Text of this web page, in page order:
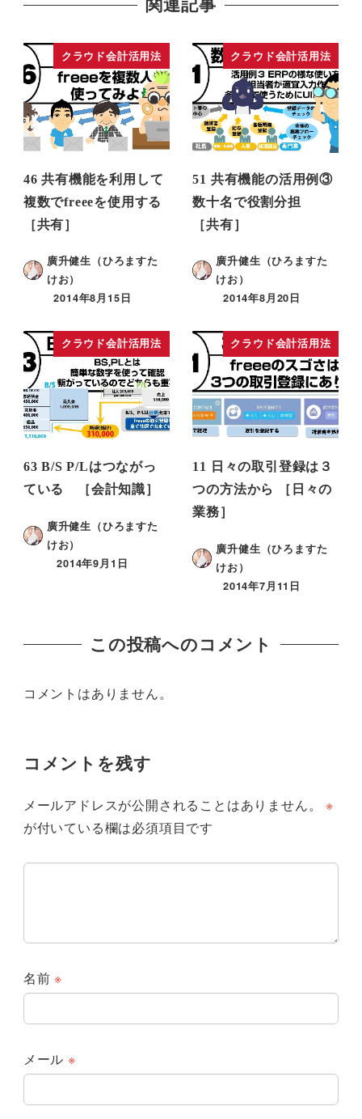
関連記事
クラウド会計活用法
46 共有機能を利用して
複数でfreeeを使用する
［共有］
廣升健生（ひろますた
けお）
2014年8月15日
クラウド会計活用法
51 共有機能の活用例③
数十名で役割分担
［共有］
廣升健生（ひろますた
けお）
2014年8月20日
クラウド会計活用法
63 B/S P/Lはつながっ
ている ［会計知識］
廣升健生（ひろますた
けお）
2014年9月1日
クラウド会計活用法
11 日々の取引登録は３
つの方法から ［日々の
業務］
廣升健生（ひろますた
けお）
2014年7月11日
この投稿へのコメント
コメントはありません。
コメントを残す
メールアドレスが公開されることはありません。
※
が付いている欄は必須項目です
名前※
メール ※